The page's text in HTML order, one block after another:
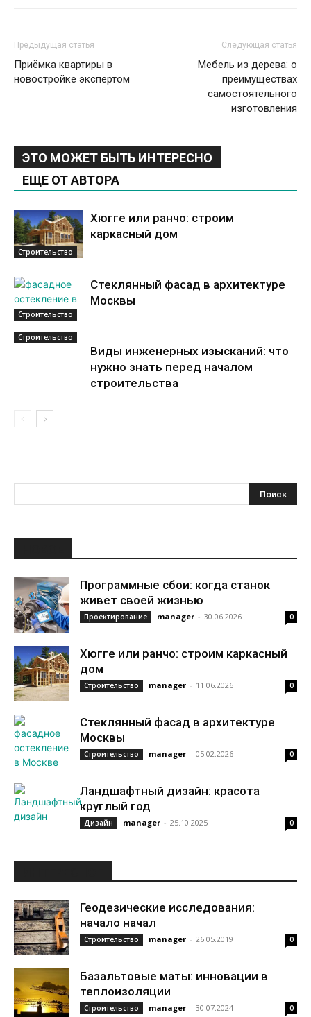
Предыдущая статья
Приёмка квартиры в
новостройке экспертом
Следующая статья
Мебель из дерева: о
преимуществах
самостоятельного
изготовления
ЭТО МОЖЕТ БЫТЬ ИНТЕРЕСНО
ЕЩЕ ОТ АВТОРА
Строительство
Хюгге или ранчо: строим
каркасный дом
Строительство
Стеклянный фасад в архитектуре
Москвы
Строительство
Виды инженерных изысканий: что
нужно знать перед началом
строительства
Программные сбои: когда станок
живет своей жизнью
Проектирование manager - 30.06.2026 0
Хюгге или ранчо: строим каркасный
дом
Строительство manager - 11.06.2026 0
Стеклянный фасад в архитектуре
Москвы
Строительство manager - 05.02.2026 0
Ландшафтный дизайн: красота
круглый год
Дизайн manager - 25.10.2025 0
Геодезические исследования:
начало начал
Строительство manager - 26.05.2019 0
Базальтовые маты: инновации в
теплоизоляции
Строительство manager - 30.07.2024 0